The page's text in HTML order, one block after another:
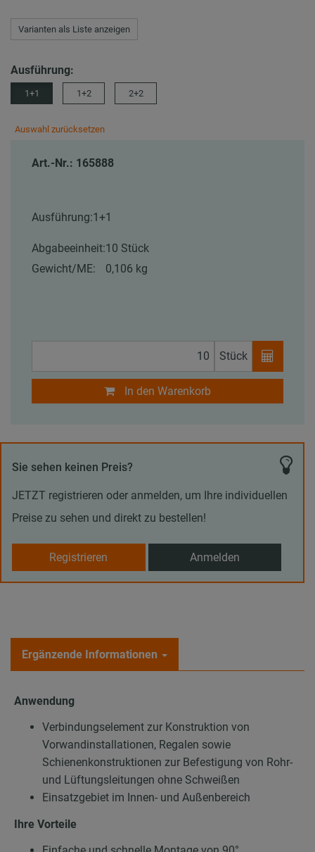
Varianten als Liste anzeigen
Ausführung:
1+1 1+2 2+2
Auswahl zurücksetzen
Art.-Nr.: 165888
Ausführung:1+1
Abgabeeinheit:10 Stück
Gewicht/ME:
0,106 kg
Stück
In den Warenkorb
Sie sehen keinen Preis?
JETZT registrieren oder anmelden, um Ihre individuellen
Preise zu sehen und direkt zu bestellen!
Registrieren Anmelden
Ergänzende Informationen
Anwendung
Verbindungselement zur Konstruktion von
Vorwandinstallationen, Regalen sowie
Schienenkonstruktionen zur Befestigung von Rohr-
und Lüftungsleitungen ohne Schweißen
Einsatzgebiet im Innen- und Außenbereich
Ihre Vorteile